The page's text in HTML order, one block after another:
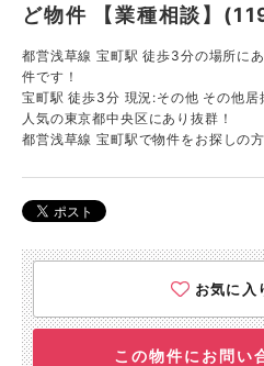
ど物件 【業種相談】
都営浅草線 宝町駅 徒歩3分の場所に
件です！
宝町駅 徒歩3分 現況:その他 その他居
人気の東京都中央区にあり抜群！
都営浅草線 宝町駅で物件をお探しの
お気に入
この物件にお問い